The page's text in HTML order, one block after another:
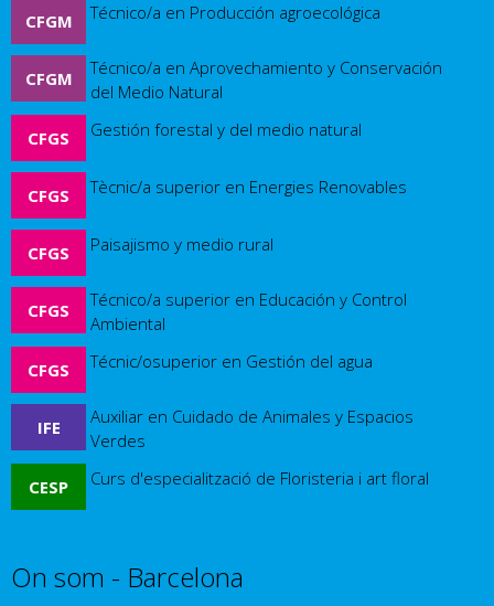
CFGM Técnico/a en Producción agroecológica
CFGM
Técnico/a en Aprovechamiento y Conservación
del Medio Natural
CFGS Gestión forestal y del medio natural
CFGS Tècnic/a superior en Energies Renovables
CFGS Paisajismo y medio rural
CFGS
Técnico/a superior en Educación y Control
Ambiental
CFGS Técnic/osuperior en Gestión del agua
IFE
Auxiliar en Cuidado de Animales y Espacios
Verdes
CESP Curs d'especialització de Floristeria i art floral
On som - Barcelona